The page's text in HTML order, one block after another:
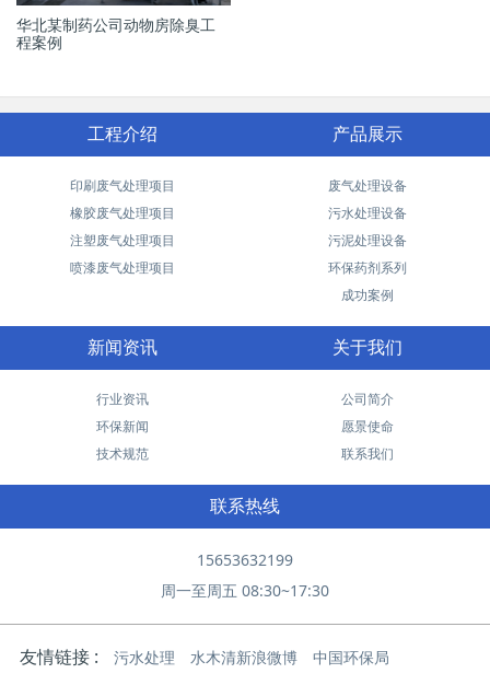
华北某制药公司动物房除臭工
程案例
工程介绍
印刷废气处理项目
橡胶废气处理项目
注塑废气处理项目
喷漆废气处理项目
产品展示
废气处理设备
污水处理设备
污泥处理设备
环保药剂系列
成功案例
新闻资讯
行业资讯
环保新闻
技术规范
关于我们
公司简介
愿景使命
联系我们
联系热线
15653632199
周一至周五 08:30~17:30
友情链接 : 污水处理 水木清新浪微博 中国环保局